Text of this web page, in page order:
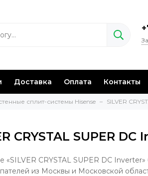
Доставка Оплата Контакты
сплит-системы Hisense SILVER
CRYSTAL SUPER DC
«SILVER CRYSTAL SUPER DC
из Москвы и Московской